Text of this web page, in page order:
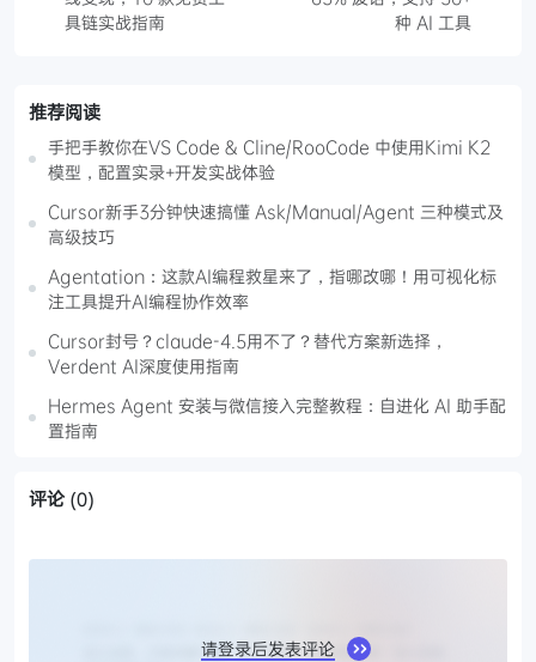
具链实战指南
种 AI 工具
推荐阅读
手把手教你在VS Code & Cline/RooCode 中使用Kimi K2
模型，配置实录+开发实战体验
Cursor新手3分钟快速搞懂 Ask/Manual/Agent 三种模式及
高级技巧
Agentation：这款AI编程救星来了，指哪改哪！用可视化标
注工具提升AI编程协作效率
Cursor封号？claude-4.5用不了？替代方案新选择，
Verdent AI深度使用指南
Hermes Agent 安装与微信接入完整教程：自进化 AI 助手配
置指南
评论 (0)
请登录后发表评论